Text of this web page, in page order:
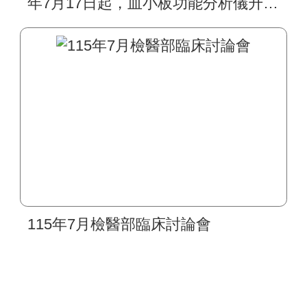
區間及檢驗作業皆無異動
115年7月檢醫部臨床討論會